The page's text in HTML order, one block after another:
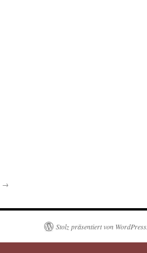
→
Stolz präsentiert von WordPress.